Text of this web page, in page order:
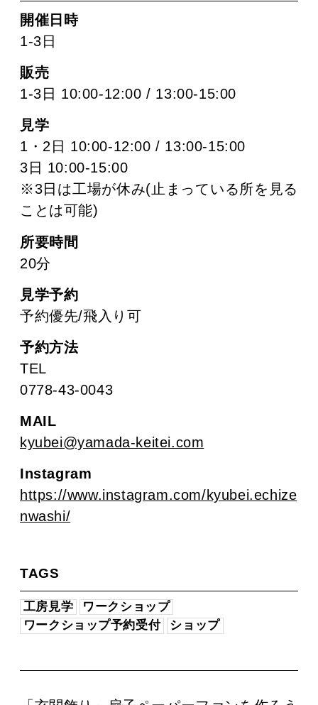
開催日時
1-3日
販売
1-3日 10:00-12:00 / 13:00-15:00
見学
1・2日 10:00-12:00 / 13:00-15:00
3日 10:00-15:00
※3日は工場が休み(止まっている所を見る
ことは可能)
所要時間
20分
見学予約
予約優先/飛入り可
予約方法
TEL
0778-43-0043
MAIL
kyubei@yamada-keitei.com
Instagram
https://www.instagram.com/kyubei.echize
nwashi/
TAGS
工房見学
ワークショップ
ワークショップ予約受付
ショップ